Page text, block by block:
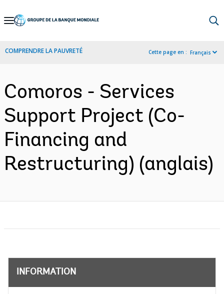
Skip
Navigation
COMPRENDRE LA PAUVRETÉ Cette page en : Français
Comoros - Services
Support Project (Co-
Financing and
Restructuring) (anglais)
INFORMATION